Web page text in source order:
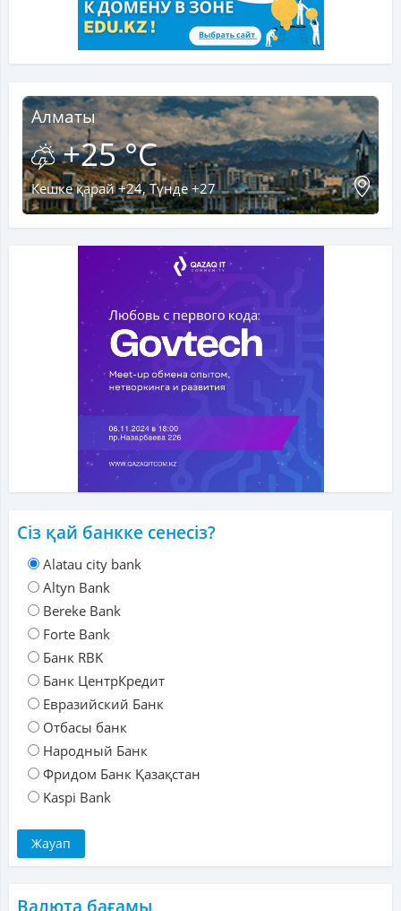
Алматы
+25 °C
Кешке қарай +24, Түнде +27
Сіз қай банкке сенесіз?
Alatau city bank
Altyn Bank
Bereke Bank
Forte Bank
Банк RBK
Банк ЦентрКредит
Евразийский Банк
Отбасы банк
Народный Банк
Фридом Банк Қазақстан
Kaspi Bank